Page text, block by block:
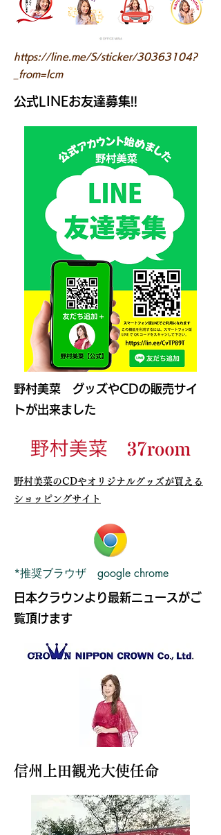
https://line.me/S/sticker/30363104?
_from=lcm
​公式LINEお友達募集!!
野村美菜 グッズやCDの販売サイ
トが出来ました
​野村美菜のCDやオリジナルグッズが買える
ショッピングサイト
​*推奨ブラウザ google chrome
​日本クラウンより最新ニュースがご
覧頂けます
信州上田観光大使任命